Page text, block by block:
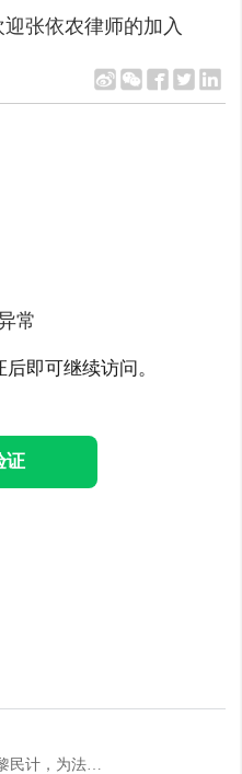
张依农律师的加入
常
即可继续访问。
证
上一篇：嘉维访谈 | 陆达：为万千黎民计，为法治社会计